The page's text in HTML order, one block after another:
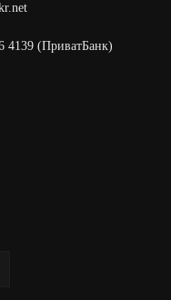
4139 (ПриватБанк)